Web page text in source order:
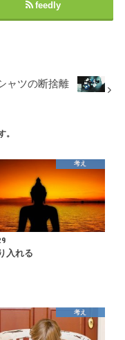
feedly
ャツの断捨離
。
考え
入れる
考え